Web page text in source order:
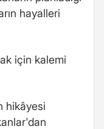
hayalleri
için kalemi
hikâyesi